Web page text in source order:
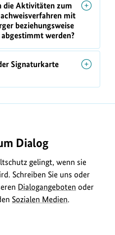
Aktivitäten zum
mit
beziehungsweise
werden?
Signaturkarte
Dialog
gelingt, wenn sie
Schreiben Sie uns oder
Dialogangeboten oder
Sozialen Medien.